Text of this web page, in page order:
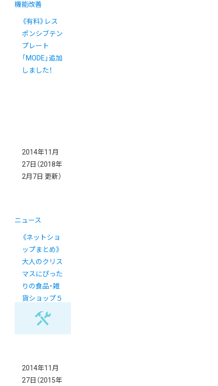
機能改善
《有料》レス
ポンシブテン
プレート
「MODE」追加
しました！
2014年11月
27日 （2018年
2月7日 更新）
ニュース
《ネットショ
ップまとめ》
大人のクリス
マスにぴった
りの食品・雑
貨ショップ５
2014年11月
27日 （2015年